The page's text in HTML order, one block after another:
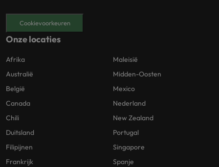
Cookievoorkeuren
Onze locaties
Afrika
Australië
België
Canada
Chili
Duitsland
Filipijnen
Frankrijk
Maleisië
Midden-Oosten
Mexico
Nederland
New Zealand
Portugal
Singapore
Spanje